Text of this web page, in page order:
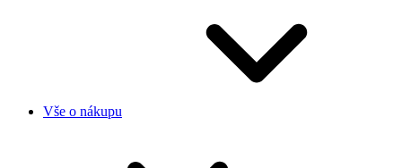
Vše o nákupu